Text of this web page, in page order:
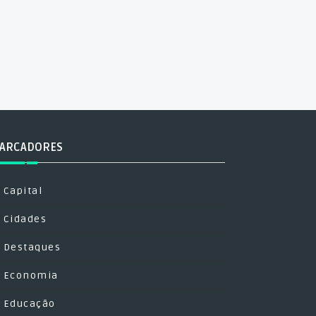
Capital
Cidades
Destaques
Economia
Educação